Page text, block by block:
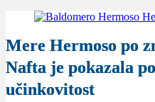
Mere Hermoso po
Nafta je pokazala
učinkovitost